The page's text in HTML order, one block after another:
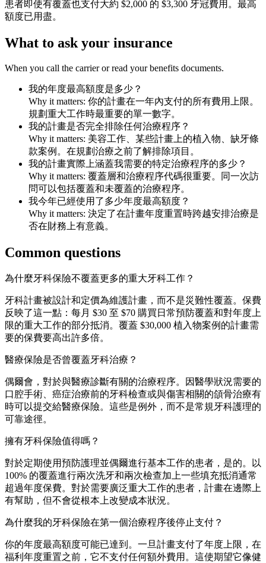
患者即使有覆蓋也支付大約 $2,000 的 $3,300 牙冠費用。最高
額度已用盡。
What to ask your insurance
When you call the carrier or read your benefits documents.
我的年度最高額度是多少？
Why it matters: 你的計畫在一年內支付的所有費用上限。
規劃重大工作時最重要的單一數字。
我的計畫是否完全排除任何治療程序？
Why it matters: 美容工作、某些計畫上的植入物、缺牙條
款案例。在規劃治療之前了解排除項目。
我的計畫實際上涵蓋我需要的特定治療程序的多少？
Why it matters: 覆蓋層和治療程序代碼很重要。同一次訪
問可以包括覆蓋和未覆蓋的治療程序。
我今年已經使用了多少年度最高額度？
Why it matters: 決定了在計畫年度重置時跨越安排治療是
否在財務上有意義。
Common questions
為什麼牙科保險不覆蓋更多的重大牙科工作？
牙科計畫被設計和定價為維護計畫，而不是災難性覆蓋。保費
反映了這一點：每月 $30 至 $70 購買日常預防覆蓋和對年度上
限的重大工作的部分抵消。覆蓋 $30,000 植入物案例的計畫需
要的保費要高出許多倍。
醫療保險是否曾覆蓋牙科治療？
偶爾會，對於與醫療診斷有關的治療程序。因醫學狀況需要的
口腔手術、癌症治療前的牙科檢查或與傷害相關的頜骨治療有
時可以提交給醫療保險。這些是例外，而不是常規牙科護理的
可靠途徑。
擁有牙科保險值得嗎？
對於定期使用預防護理並偶爾進行基本工作的患者，是的。以
100% 的覆蓋進行兩次洗牙和兩次檢查加上一些填充抵消通常
超過年度保費。對於需要廣泛重大工作的患者，計畫在邊際上
有幫助，但不會從根本上改變成本狀況。
為什麼我的牙科保險在第一個治療程序後停止支付？
你的年度最高額度可能已達到。一旦計畫支付了年度上限，在
福利年度重置之前，它不支付任何額外費用。這使期望它像健